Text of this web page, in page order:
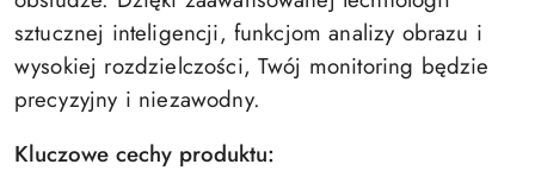
sztucznej inteligencji, funkcjom analizy obrazu i
wysokiej rozdzielczości, Twój monitoring będzie
precyzyjny i niezawodny.
Kluczowe cechy produktu: